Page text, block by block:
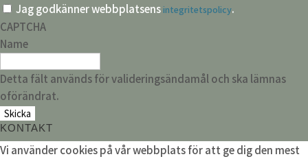
Jag godkänner webbplatsensintegritetspolicy.
CAPTCHA
Name
Detta fält används för valideringsändamål och ska lämnas
oförändrat.
KONTAKT
Vi använder cookies på vår webbplats för att ge dig den mest